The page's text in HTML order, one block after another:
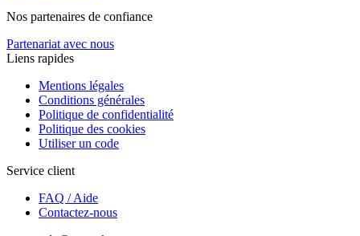
Nos partenaires de confiance
Partenariat avec nous
Liens rapides
Mentions légales
Conditions générales
Politique de confidentialité
Politique des cookies
Utiliser un code
Service client
FAQ / Aide
Contactez-nous